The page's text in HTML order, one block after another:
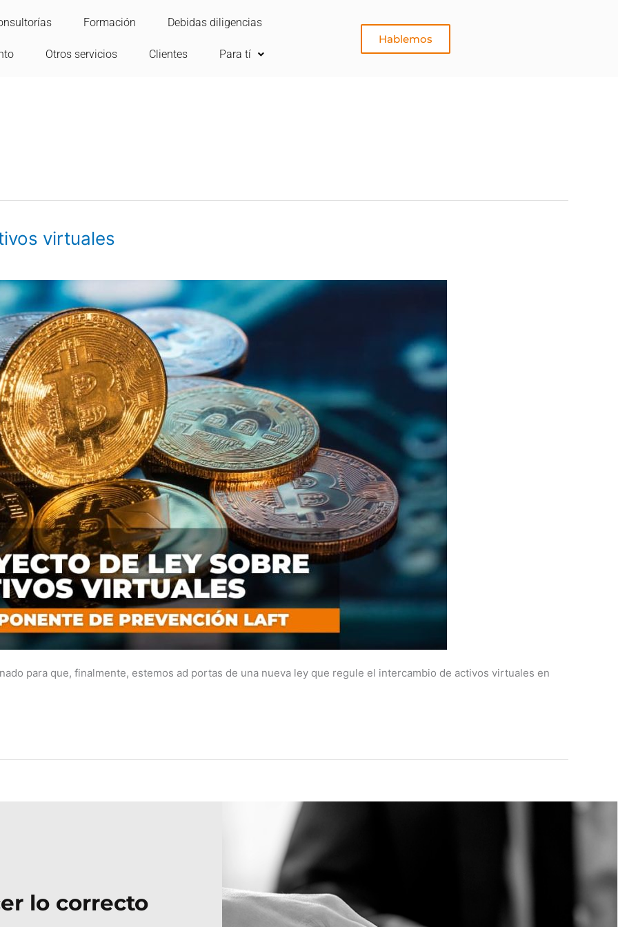
Formación Debidas diligencias
Otros servicios Clientes Para tí
Hablemos
virtuales
para que, finalmente, estemos ad portas de una nueva ley que regule el intercambio de activos virtuales en
lo correcto